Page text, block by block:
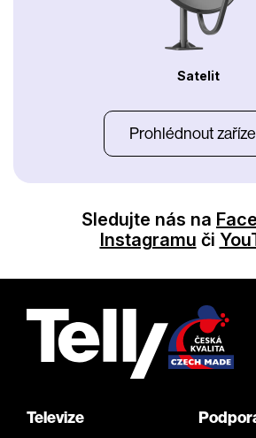
Satelit
Prohlédnout
Sledujte nás na
Instagramu či
Televize